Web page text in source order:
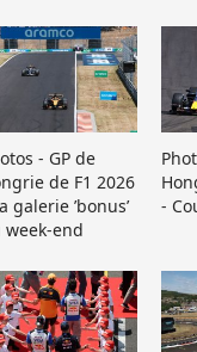
- GP de
de F1 2026
galerie ’bonus’
week-end
-